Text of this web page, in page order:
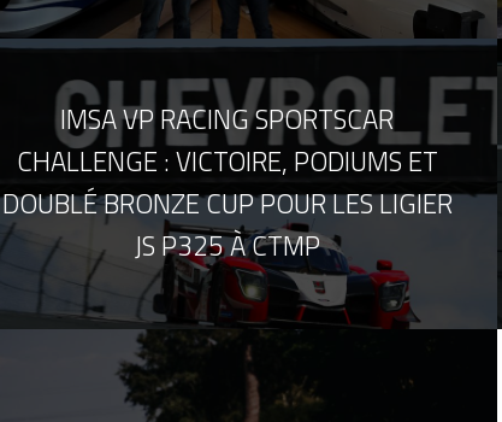
IMSA VP RACING SPORTSCAR
CHALLENGE : VICTOIRE, PODIUMS ET
DOUBLÉ BRONZE CUP POUR LES LIGIER
JS P325 À CTMP